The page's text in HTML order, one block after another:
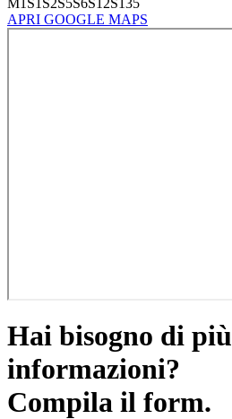
APRI GOOGLE MAPS
Hai bisogno di più
informazioni?
Compila il form.